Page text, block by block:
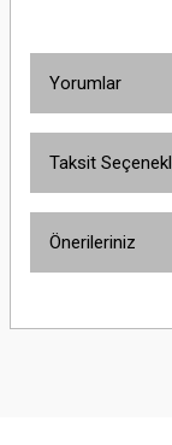
Yorumlar
Taksit
Önerileriniz
yetersiz